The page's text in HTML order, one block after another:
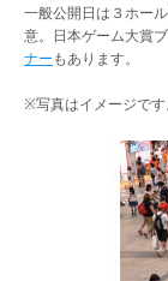
一般公開日は３ホー
意。日本ゲーム大賞
ナー もあります。
※写真はイメージです